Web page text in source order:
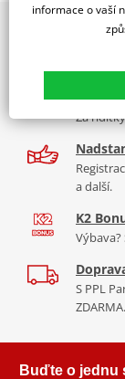
Tabulka
Co když mi
PUIG byl založen v
Granollers poblíž
dělí na 3 části:
let se účastní
naší nabídce
padací protektory
Zobrazit
2x
díly, to
Více
Za
a další.
K2
Výbava?
S PPL
ZDARMA.
Buďte o jednu
informace o vaší